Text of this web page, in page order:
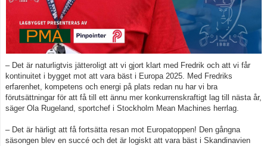
– Det är naturligtvis jätteroligt att vi gjort klart med Fredrik och att vi får
kontinuitet i bygget mot att vara bäst i Europa 2025. Med Fredriks
erfarenhet, kompetens och energi på plats redan nu har vi bra
förutsättningar för att få till ett ännu mer konkurrenskraftigt lag till nästa år,
säger Ola Rugeland, sportchef i Stockholm Mean Machines herrlag.
– Det är härligt att få fortsätta resan mot Europatoppen! Den gångna
säsongen blev en succé och det är logiskt att vara bäst i Skandinavien